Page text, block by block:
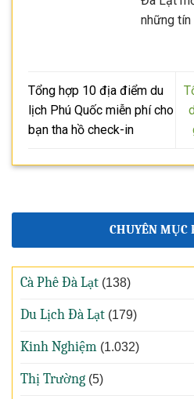
những
Tổng hợp 10 địa điểm du
lịch Phú Quốc miễn phí cho
bạn tha hồ check-in
CHUYÊN MỤC
Cà Phê Đà Lạt (138)
Du Lịch Đà Lạt (179)
Kinh Nghiệm (1.032)
Thị Trường (5)